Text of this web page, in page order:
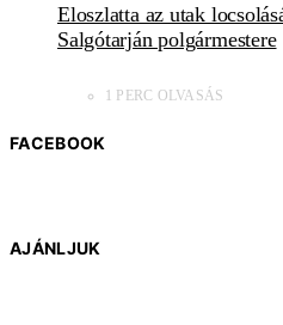
Eloszlatta az utak
Salgótarján polgármestere
1 PERC OLVASÁS
FACEBOOK
AJÁNLJUK